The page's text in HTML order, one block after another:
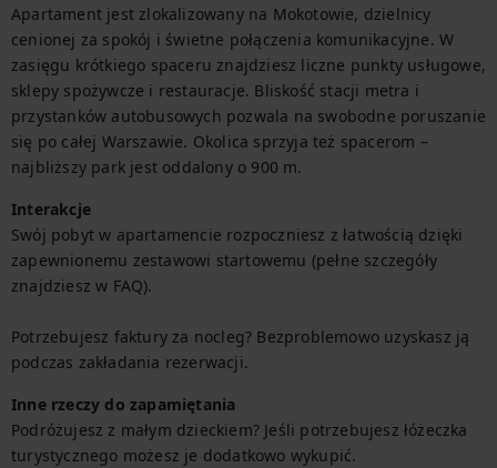
Apartament jest zlokalizowany na Mokotowie, dzielnicy
cenionej za spokój i świetne połączenia komunikacyjne. W
zasięgu krótkiego spaceru znajdziesz liczne punkty usługowe,
sklepy spożywcze i restauracje. Bliskość stacji metra i
przystanków autobusowych pozwala na swobodne poruszanie
się po całej Warszawie. Okolica sprzyja też spacerom –
najbliższy park jest oddalony o 900 m.
Interakcje
Swój pobyt w apartamencie rozpoczniesz z łatwością dzięki
zapewnionemu zestawowi startowemu (pełne szczegóły
znajdziesz w FAQ).
Potrzebujesz faktury za nocleg? Bezproblemowo uzyskasz ją
podczas zakładania rezerwacji.
Inne rzeczy do zapamiętania
Podróżujesz z małym dzieckiem? Jeśli potrzebujesz łóżeczka
turystycznego możesz je dodatkowo wykupić.